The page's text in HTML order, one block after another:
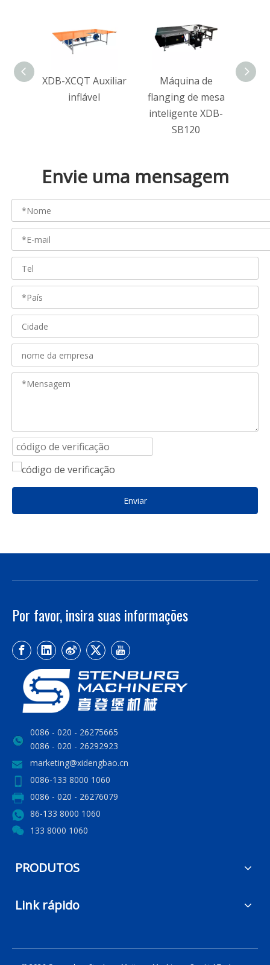
XDB-XCQT Auxiliar
inflável
Máquina de
flanging de mesa
inteligente XDB-
SB120
Envie uma mensagem
Enviar
Por favor, insira suas informações
0086 - 020 - 26275665
0086 - 020 - 26292923
marketing@xidengbao.cn
0086-133 8000 1060
0086 - 020 - 26276079
86-133 8000 1060
133 8000 1060
PRODUTOS
Link rápido